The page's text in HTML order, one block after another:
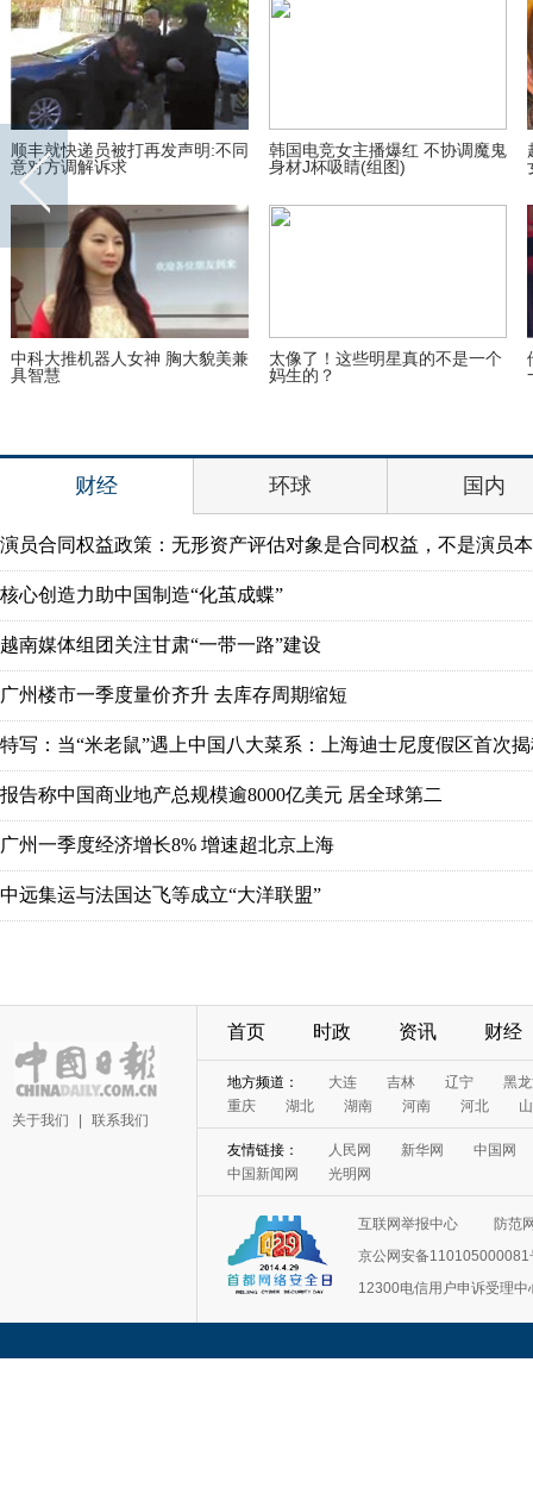
晒照办展推新邮票 英国女王九十
岁生日怎么过？
河北铲车大战涉枪（组图） 司机
险些命丧当场
雌雄难辨！盘点娱乐圈那些奇葩
整容“妖孽”
当女明星穿上裤子后，你猜怎么
着
财经 环球 国内
演员合同权益政策：无形资产评估对象是合同权益，不是演员
核心创造力助中国制造“化茧成蝶”
越南媒体组团关注甘肃“一带一路”建设
广州楼市一季度量价齐升 去库存周期缩短
特写：当“米老鼠”遇上中国八大菜系：上海迪士尼度假区首次
报告称中国商业地产总规模逾8000亿美元 居全球第二
广州一季度经济增长8% 增速超北京上海
中远集运与法国达飞等成立“大洋联盟”
关于我们 联系我们
首页 时政 资讯 财经
地方频道： 大连 吉林 辽宁
黑
重庆
湖北 湖南 河南 河北
友情链接： 人民网 新华网
中国网
中国新闻网
光明网
互联网举报中心
防范
京公网安备110105000081
12300电信用户申诉受理中